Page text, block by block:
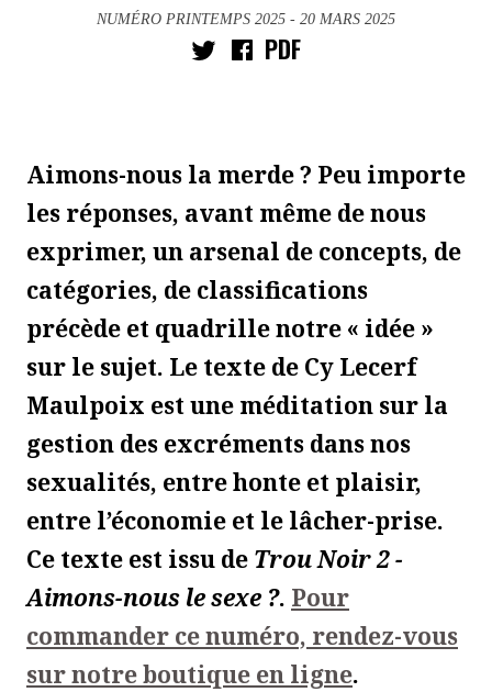
NUMÉRO PRINTEMPS 2025 - 20 MARS 2025
PDF
Aimons-nous la merde ? Peu importe
les réponses, avant même de nous
exprimer, un arsenal de concepts, de
catégories, de classifications
précède et quadrille notre « idée »
sur le sujet. Le texte de Cy Lecerf
Maulpoix est une méditation sur la
gestion des excréments dans nos
sexualités, entre honte et plaisir,
entre l’économie et le lâcher-prise.
Ce texte est issu de Trou Noir 2 -
Aimons-nous le sexe ?. Pour
commander ce numéro, rendez-vous
sur notre boutique en ligne.